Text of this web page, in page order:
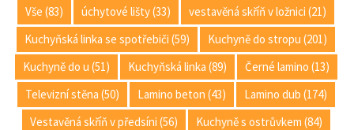
Vše (83) úchytové lišty (33)
vestavěná skříň v ložnici (21)
Kuchyňská linka se spotřebiči (59)
Kuchyně do stropu (201)
Kuchyně do u (51)
Kuchyňská linka (89)
Černé lamino (13)
Televizní stěna (50)
Lamino beton (43)
Lamino dub (174)
Vestavěná skříň v předsíni (56)
Kuchyně s ostrůvkem (84)